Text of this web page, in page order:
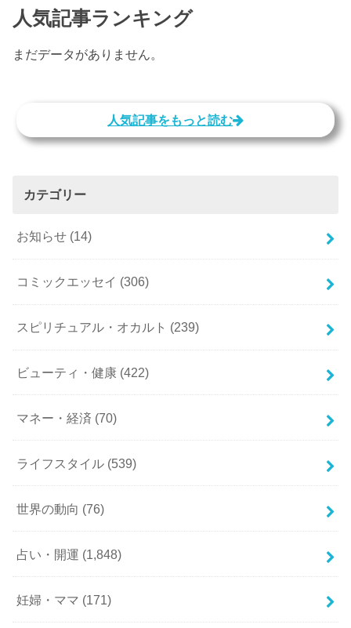
人気記事ランキング
まだデータがありません。
人気記事をもっと読む
カテゴリー
お知らせ (14)
コミックエッセイ (306)
スピリチュアル・オカルト (239)
ビューティ・健康 (422)
マネー・経済 (70)
ライフスタイル (539)
世界の動向 (76)
占い・開運 (1,848)
妊婦・ママ (171)